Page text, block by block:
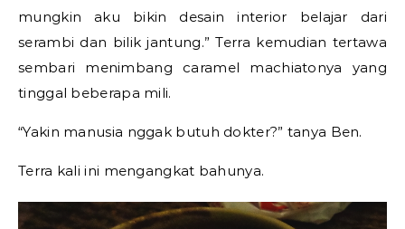
mungkin aku bikin desain interior belajar dari
serambi dan bilik jantung.” Terra kemudian tertawa
sembari menimbang caramel machiatonya yang
tinggal beberapa mili.
“Yakin manusia nggak butuh dokter?” tanya Ben.
Terra kali ini mengangkat bahunya.